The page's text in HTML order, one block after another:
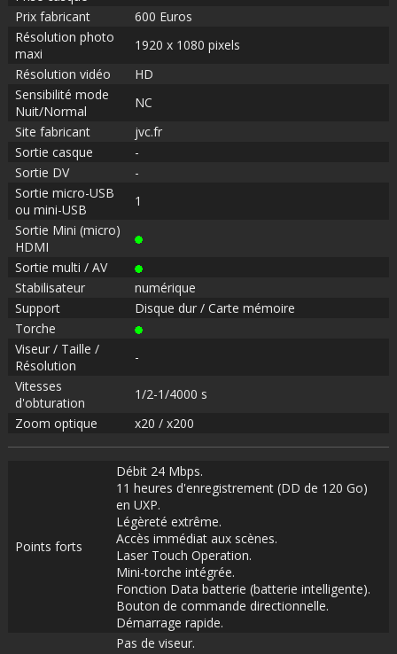
Prix fabricant
600 Euros
Résolution photo
maxi
1920 x 1080 pixels
Résolution vidéo
HD
Sensibilité mode
Nuit/Normal
NC
Site fabricant
jvc.fr
Sortie casque
-
Sortie DV
-
Sortie micro-USB
ou mini-USB
1
Sortie Mini (micro)
HDMI
Sortie multi / AV
Stabilisateur
numérique
Support
Disque dur / Carte mémoire
Torche
Viseur / Taille /
Résolution
-
Vitesses
d'obturation
1/2-1/4000 s
Zoom optique
x20 / x200
Points forts
Débit 24 Mbps.
11 heures d'enregistrement (DD de 120 Go)
en UXP.
Légèreté extrême.
Accès immédiat aux scènes.
Laser Touch Operation.
Mini-torche intégrée.
Fonction Data batterie (batterie intelligente).
Bouton de commande directionnelle.
Démarrage rapide.
Pas de viseur.